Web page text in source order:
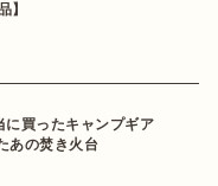
】
に買ったキャンプギア
あの焚き火台